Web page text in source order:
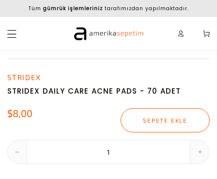
Tüm gümrük işlemleriniz tarafımızdan yapılmaktadır.
STRIDEX
STRIDEX DAILY CARE ACNE PADS - 70 ADET
$8,00
SEPETE EKLE